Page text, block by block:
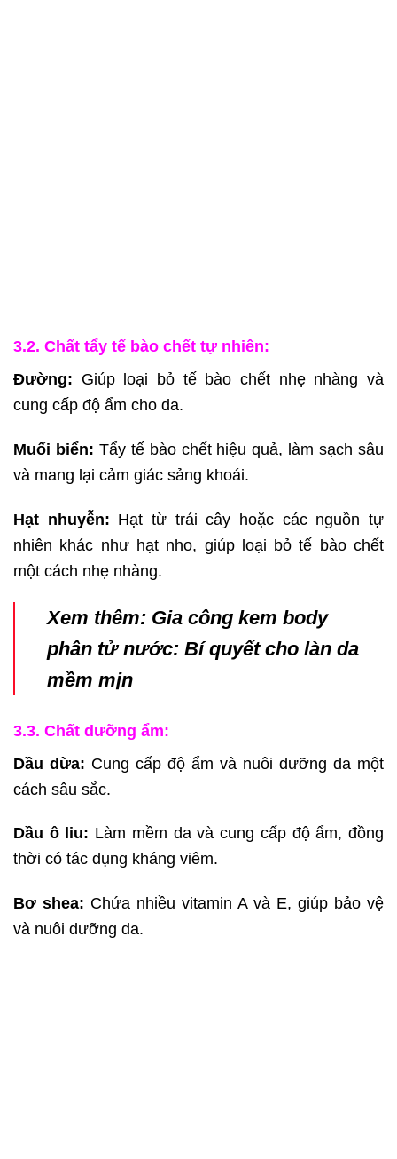
3.2. Chất tẩy tế bào chết tự nhiên:
Đường: Giúp loại bỏ tế bào chết nhẹ nhàng và
cung cấp độ ẩm cho da.
Muối biển: Tẩy tế bào chết hiệu quả, làm sạch sâu
và mang lại cảm giác sảng khoái.
Hạt nhuyễn: Hạt từ trái cây hoặc các nguồn tự
nhiên khác như hạt nho, giúp loại bỏ tế bào chết
một cách nhẹ nhàng.
Xem thêm: Gia công kem body
phân tử nước: Bí quyết cho làn da
mềm mịn
3.3. Chất dưỡng ẩm:
Dầu dừa: Cung cấp độ ẩm và nuôi dưỡng da một
cách sâu sắc.
Dầu ô liu: Làm mềm da và cung cấp độ ẩm, đồng
thời có tác dụng kháng viêm.
Bơ shea: Chứa nhiều vitamin A và E, giúp bảo vệ
và nuôi dưỡng da.